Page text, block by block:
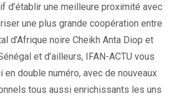
d’établir une meilleure proximité avec
une plus grande coopération entre
d’Afrique noire Cheikh Anta Diop et
et d’ailleurs, IFAN-ACTU vous
double numéro, avec de nouveaux
tous aussi enrichissants les uns